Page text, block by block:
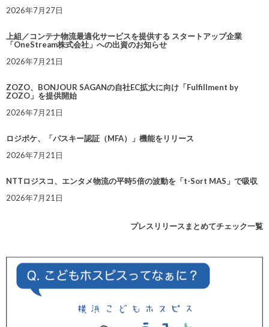
2026年7月27日
上組／コンテナ物流最適化サービスを提供する スタートアップ企業
「OneStream株式会社」への出資のお知らせ
2026年7月21日
ZOZO、BONJOUR SAGANの自社EC拡大に向け「Fulfillment by
ZOZO」を提供開始
2026年7月21日
ロジポケ、「パスキー認証（MFA）」機能をリリース
2026年7月21日
NTTロジスコ、エンタメ物流の平時5倍の波動を「t-Sort MAS」で吸収
2026年7月21日
プレスリリースまとめてチェック一覧